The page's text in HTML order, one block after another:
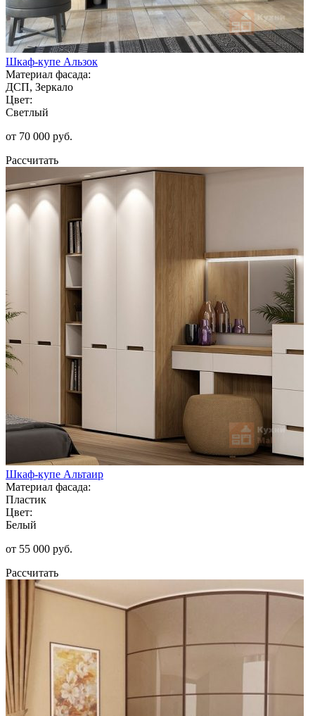
Шкаф-купе Альзок
Материал фасада:
ДСП, Зеркало
Цвет:
Светлый
от 70 000 руб.
Рассчитать
Шкаф-купе Альтаир
Материал фасада:
Пластик
Цвет:
Белый
от 55 000 руб.
Рассчитать